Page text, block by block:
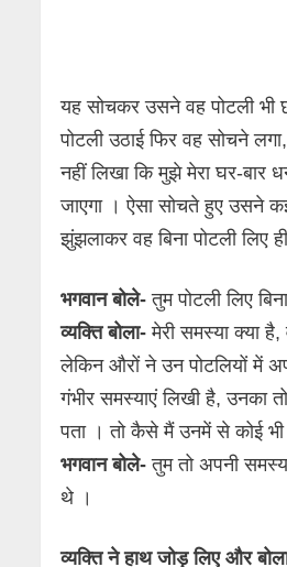
यह सोचकर उसने वह पोटली भी
पोटली उठाई फिर वह सोचने
नहीं लिखा कि मुझे मेरा घर-बार
जाएगा । ऐसा सोचते हुए उसने
झुंझलाकर वह बिना पोटली लिए
भगवान बोले- तुम पोटली लिए
व्यक्ति बोला- मेरी समस्या क्या
लेकिन औरों ने उन पोटलियों में
गंभीर समस्याएं लिखी है, उनका
पता । तो कैसे मैं उनमें से कोई
भगवान बोले- तुम तो अपनी
थे ।
व्यक्ति ने हाथ जोड़ लिए और